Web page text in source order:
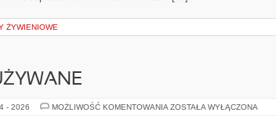
ŻYWIENIOWE
- 2026 MOŻLIWOŚĆ KOMENTOWANIA SAMOCHODY
ZOSTAŁA WYŁĄCZONA